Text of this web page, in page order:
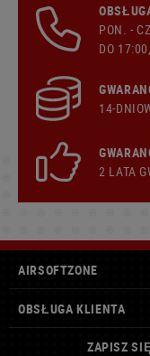
PON. -
DO
14-
2 LATA
AIRSOFTZONE
OBSŁUGA KLIENTA
ZAPISZ